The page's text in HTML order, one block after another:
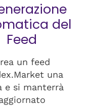
del
Feed
un feed
una
e si manterrà